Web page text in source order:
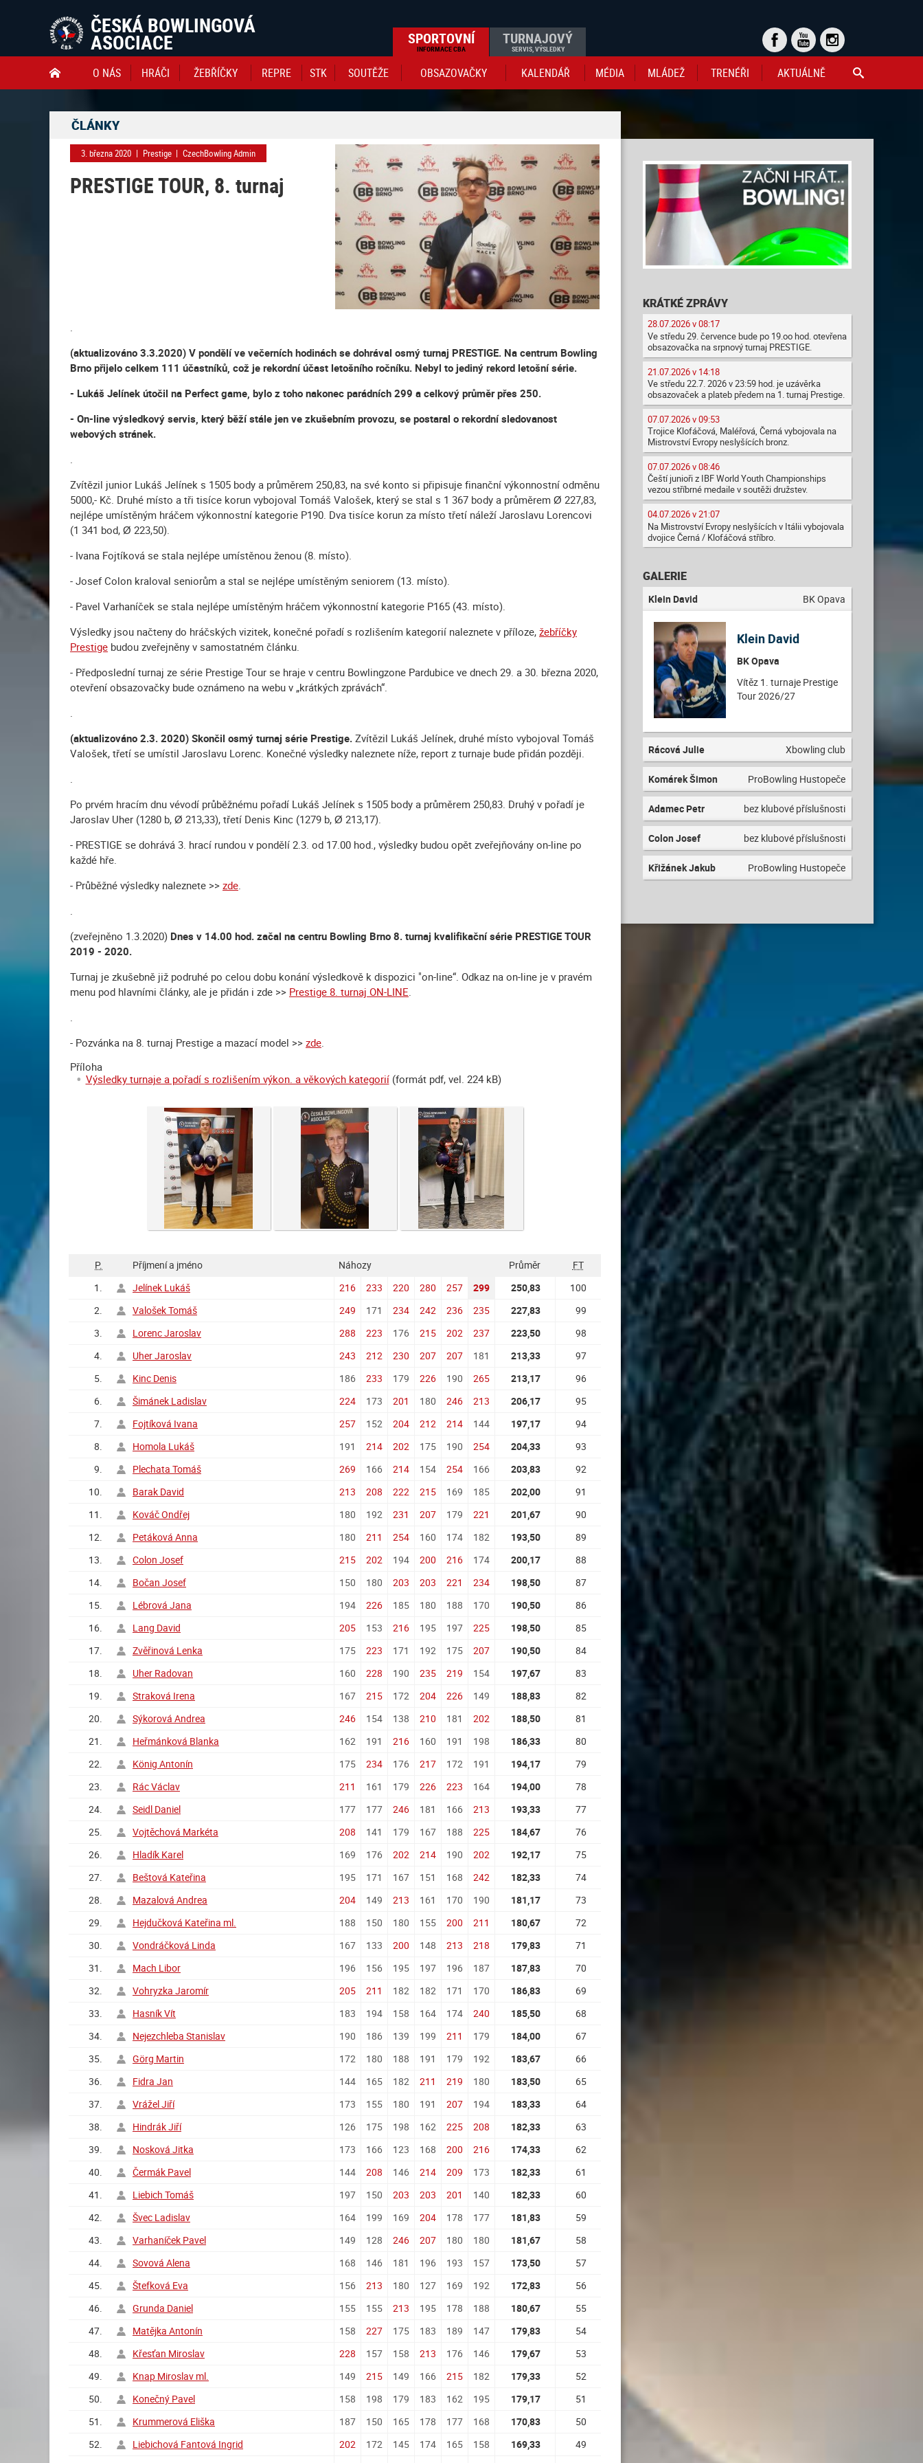
ČESKÁ BOWLINGOVÁ
ASOCIACE SPORTOVNÍ
INFORMACE CBA
TURNAJOVÝ
SERVIS, VÝSLEDKY

 O NÁS HRÁČI ŽEBŘÍČKY REPRE STK SOUTĚŽE OBSAZOVAČKY KALENDÁŘ MÉDIA MLÁDEŽ TRENÉŘI AKTUÁLNĚ
ČLÁNKY
3. března 2020 | Prestige | CzechBowling Admin
PRESTIGE TOUR, 8. turnaj
.
(aktualizováno 3.3.2020) V pondělí ve večerních hodinách se dohrával osmý turnaj PRESTIGE. Na centrum Bowling
Brno přijelo celkem 111 účastníků, což je rekordní účast letošního ročníku. Nebyl to jediný rekord letošní série.
- Lukáš Jelínek útočil na Perfect game, bylo z toho nakonec parádních 299 a celkový průměr přes 250.
- On-line výsledkový servis, který běží stále jen ve zkušebním provozu, se postaral o rekordní sledovanost
webových stránek.
.
Zvítězil junior Lukáš Jelínek s 1505 body a průměrem 250,83, na své konto si připisuje finanční výkonnostní odměnu
5000,- Kč. Druhé místo a tři tisíce korun vybojoval Tomáš Valošek, který se stal s 1 367 body a průměrem Ø 227,83,
nejlépe umístěným hráčem výkonnostní kategorie P190. Dva tisíce korun za místo třetí náleží Jaroslavu Lorencovi
(1 341 bod, Ø 223,50).
- Ivana Fojtíková se stala nejlépe umístěnou ženou (8. místo).
- Josef Colon kraloval seniorům a stal se nejlépe umístěným seniorem (13. místo).
- Pavel Varhaníček se stala nejlépe umístěným hráčem výkonnostní kategorie P165 (43. místo).
Výsledky jsou načteny do hráčských vizitek, konečné pořadí s rozlišením kategorií naleznete v příloze, žebříčky
Prestige budou zveřejněny v samostatném článku.
- Předposlední turnaj ze série Prestige Tour se hraje v centru Bowlingzone Pardubice ve dnech 29. a 30. března 2020,
otevření obsazovačky bude oznámeno na webu v „krátkých zprávách“.
.
(aktualizováno 2.3. 2020) Skončil osmý turnaj série Prestige. Zvítězil Lukáš Jelínek, druhé místo vybojoval Tomáš
Valošek, třetí se umístil Jaroslavu Lorenc. Konečné výsledky naleznete níže, report z turnaje bude přidán později.
.
Po prvém hracím dnu vévodí průběžnému pořadí Lukáš Jelínek s 1505 body a průměrem 250,83. Druhý v pořadí je
Jaroslav Uher (1280 b, Ø 213,33), třetí Denis Kinc (1279 b, Ø 213,17).
- PRESTIGE se dohrává 3. hrací rundou v pondělí 2.3. od 17.00 hod., výsledky budou opět zveřejňovány on-line po
každé hře.
- Průběžné výsledky naleznete >> zde.
.
(zveřejněno 1.3.2020) Dnes v 14.00 hod. začal na centru Bowling Brno 8. turnaj kvalifikační série PRESTIGE TOUR
2019 - 2020.
Turnaj je zkušebně již podruhé po celou dobu konání výsledkově k dispozici "on-line“. Odkaz na on-line je v pravém
menu pod hlavními články, ale je přidán i zde >> Prestige 8. turnaj ON-LINE.
.
- Pozvánka na 8. turnaj Prestige a mazací model >> zde.
Příloha
Výsledky turnaje a pořadí s rozlišením výkon. a věkových kategorií(formát pdf, vel. 224 kB)
P. Příjmení a jméno Náhozy Průměr
FT
1.
Jelínek Lukáš 216 233 220 280 257 299 250,83
100
2.
Valošek Tomáš 249 171 234 242 236 235 227,83
99
3.
Lorenc Jaroslav 288 223 176 215 202 237 223,50
98
4.
Uher Jaroslav 243 212 230 207 207 181 213,33
97
5.
Kinc Denis 186 233 179 226 190 265 213,17
96
6.
Šimánek Ladislav 224 173 201 180 246 213 206,17
95
7.
Fojtíková Ivana 257 152 204 212 214 144 197,17
94
8.
Homola Lukáš 191 214 202 175 190 254 204,33
93
9.
Plechata Tomáš 269 166 214 154 254 166 203,83
92
10.
Barak David 213 208 222 215 169 185 202,00
91
11.
Kováč Ondřej 180 192 231 207 179 221 201,67
90
12.
Petáková Anna 180 211 254 160 174 182 193,50
89
13.
Colon Josef 215 202 194 200 216 174 200,17
88
14.
Bočan Josef 150 180 203 203 221 234 198,50
87
15.
Lébrová Jana 194 226 185 180 188 170 190,50
86
16.
Lang David 205 153 216 195 197 225 198,50
85
17.
Zvěřinová Lenka 175 223 171 192 175 207 190,50
84
18.
Uher Radovan 160 228 190 235 219 154 197,67
83
19.
Straková Irena 167 215 172 204 226 149 188,83
82
20.
Sýkorová Andrea 246 154 138 210 181 202 188,50
81
21.
Heřmánková Blanka 162 191 216 160 191 198 186,33
80
22.
König Antonín 175 234 176 217 172 191 194,17
79
23.
Rác Václav 211 161 179 226 223 164 194,00
78
24.
Seidl Daniel 177 177 246 181 166 213 193,33
77
25.
Vojtěchová Markéta 208 141 179 167 188 225 184,67
76
26.
Hladík Karel 169 176 202 214 190 202 192,17
75
27.
Beštová Kateřina 195 171 167 151 168 242 182,33
74
28.
Mazalová Andrea 204 149 213 161 170 190 181,17
73
29.
Hejdučková Kateřina ml. 188 150 180 155 200 211 180,67
72
30.
Vondráčková Linda 167 133 200 148 213 218 179,83
71
31.
Mach Libor 196 156 195 197 196 187 187,83
70
32.
Vohryzka Jaromír 205 211 182 182 171 170 186,83
69
33.
Hasník Vít 183 194 158 164 174 240 185,50
68
34.
Nejezchleba Stanislav 190 186 139 199 211 179 184,00
67
35.
Görg Martin 172 180 188 191 179 192 183,67
66
36.
Fidra Jan 144 165 182 211 219 180 183,50
65
37.
Vrážel Jiří 173 155 180 191 207 194 183,33
64
38.
Hindrák Jiří 126 175 198 162 225 208 182,33
63
39.
Nosková Jitka 173 166 123 168 200 216 174,33
62
40.
Čermák Pavel 144 208 146 214 209 173 182,33
61
41.
Liebich Tomáš 197 150 203 203 201 140 182,33
60
42.
Švec Ladislav 164 199 169 204 178 177 181,83
59
43.
Varhaníček Pavel 149 128 246 207 180 180 181,67
58
44.
Sovová Alena 168 146 181 196 193 157 173,50
57
45.
Štefková Eva 156 213 180 127 169 192 172,83
56
46.
Grunda Daniel 155 155 213 195 178 188 180,67
55
47.
Matějka Antonín 158 227 175 183 189 147 179,83
54
48.
Křesťan Miroslav 228 157 158 213 176 146 179,67
53
49.
Knap Miroslav ml. 149 215 149 166 215 182 179,33
52
50.
Konečný Pavel 158 198 179 183 162 195 179,17
51
51.
Krummerová Eliška 187 150 165 178 177 168 170,83
50
52.
Liebichová Fantová Ingrid 202 172 145 174 165 158 169,33
49
KRÁTKÉ ZPRÁVY
28.07.2026 v 08:17
Ve středu 29. července bude po 19.oo hod. otevřena
obsazovačka na srpnový turnaj PRESTIGE.
21.07.2026 v 14:18
Ve středu 22.7. 2026 v 23:59 hod. je uzávěrka
obsazovaček a plateb předem na 1. turnaj Prestige.
07.07.2026 v 09:53
Trojice Klofáčová, Maléřová, Černá vybojovala na
Mistrovství Evropy neslyšících bronz.
07.07.2026 v 08:46
Čeští junioři z IBF World Youth Championships
vezou stříbrné medaile v soutěži družstev.
04.07.2026 v 21:07
Na Mistrovství Evropy neslyšících v Itálii vybojovala
dvojice Černá / Klofáčová stříbro.
GALERIE
Klein David BK Opava
Klein David
BK Opava
Vítěz 1. turnaje Prestige
Tour 2026/27
Rácová Julie Xbowling club
Komárek Šimon ProBowling Hustopeče
Adamec Petr bez klubové příslušnosti
Colon Josef bez klubové příslušnosti
Křižánek Jakub ProBowling Hustopeče